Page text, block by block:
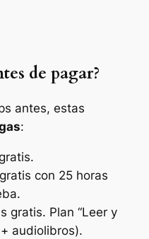
de pagar?
antes, estas
:
con 25 horas
gratis. Plan “Leer y
audiolibros).